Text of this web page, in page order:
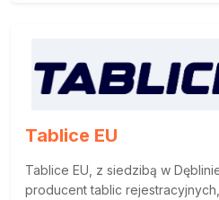
Tablice EU
Tablice EU, z siedzibą w
producent tablic